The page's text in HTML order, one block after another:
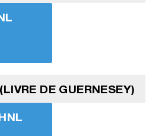
DE GUERNESEY)